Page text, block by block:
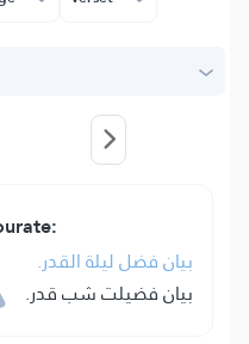
بيان فضل ليلة القدر.
بیان فضیلت شب قدر.